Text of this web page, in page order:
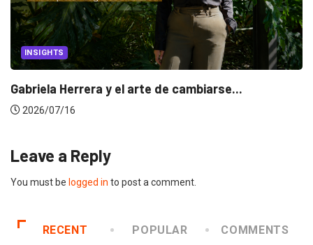
INSIGHTS
Gabriela Herrera y el arte de cambiarse...
2026/07/16
Leave a Reply
You must be logged in to post a comment.
RECENT POPULAR COMMENTS